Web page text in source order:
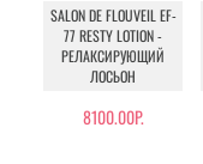
SALON DE FLOUVEIL EF-
77 RESTY LOTION -
РЕЛАКСИРУЮЩИЙ
ЛОСЬОН
8100.00Р.